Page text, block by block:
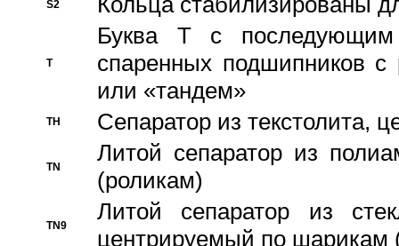
S2
T
Буква T с
спаренных подшипников
или «тандем»
TH Сепаратор из текстолита,
TN
Литой сепаратор из
(роликам)
TN9
Литой сепаратор из
центрируемый по шарикам